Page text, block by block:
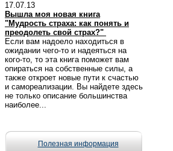
17.07.13
Вышла моя новая книга
"Мудрость страха: как понять и
преодолеть свой страх?"
Если вам надоело находиться в
ожидании чего-то и надеяться на
кого-то, то эта книга поможет вам
опираться на собственные силы, а
также откроет новые пути к счастью
и самореализации. Вы найдете здесь
не только описание большинства
наиболее...
Полезная информация